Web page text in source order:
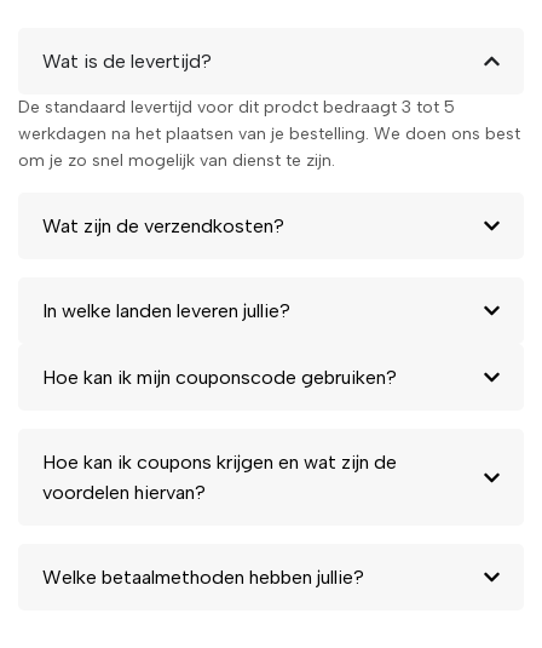
Wat is de levertijd?
De standaard levertijd voor dit prodct bedraagt 3 tot 5
werkdagen na het plaatsen van je bestelling. We doen ons best
om je zo snel mogelijk van dienst te zijn.
Wat zijn de verzendkosten?
In welke landen leveren jullie?
Hoe kan ik mijn couponscode gebruiken?
Hoe kan ik coupons krijgen en wat zijn de
voordelen hiervan?
Welke betaalmethoden hebben jullie?